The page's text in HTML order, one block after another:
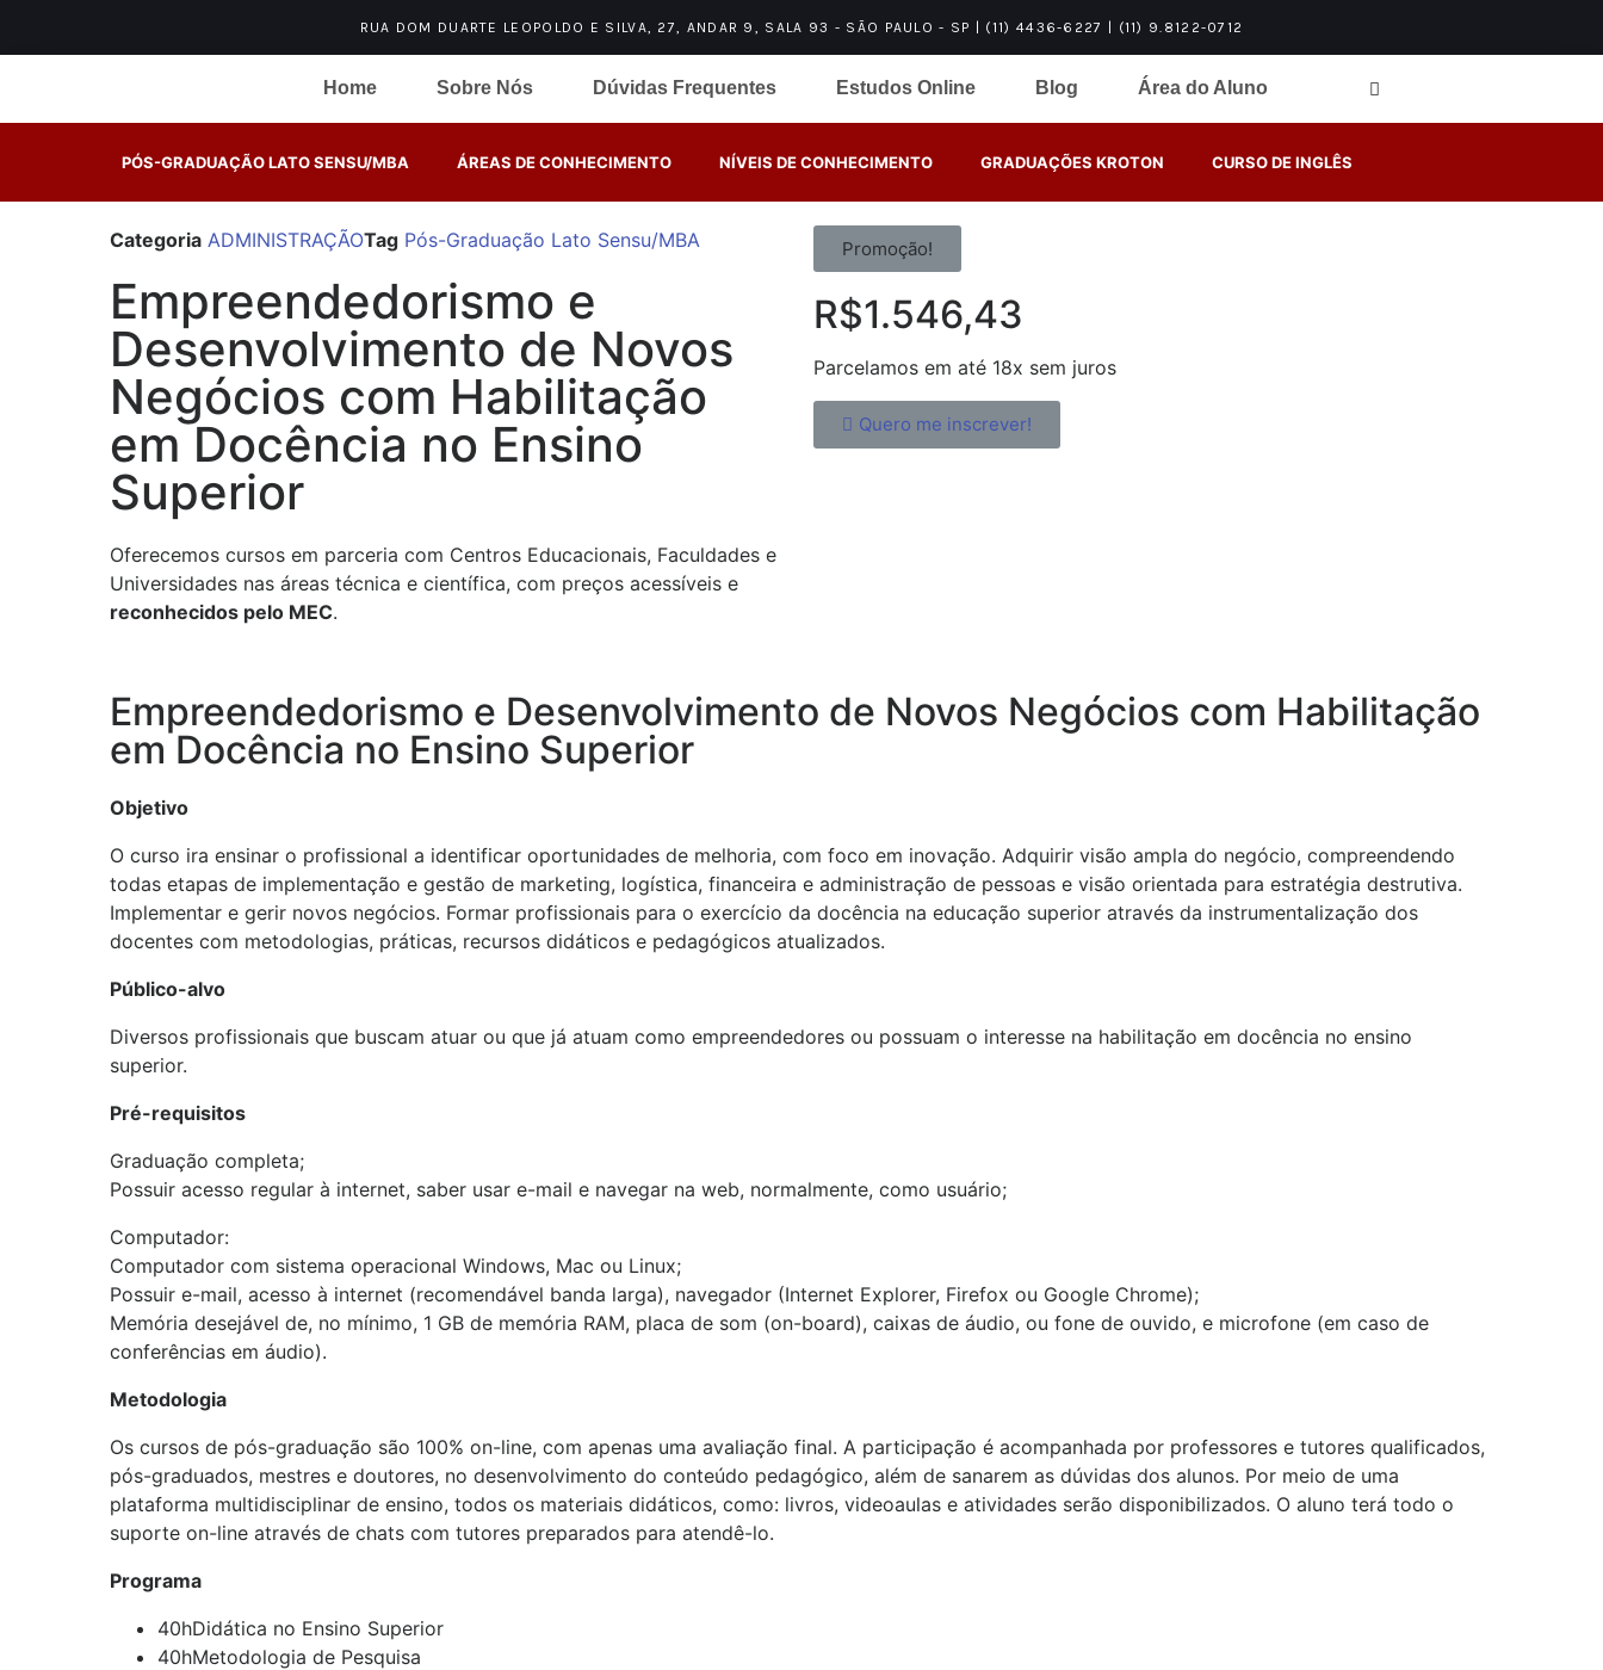
RUA DOM DUARTE LEOPOLDO E SILVA, 27, ANDAR 9, SALA 93 - SÃO PAULO - SP | (11) 4436-6227 | (11) 9.8122-0712
Home Sobre Nós Dúvidas Frequentes Estudos Online Blog Área do Aluno
PÓS-GRADUAÇÃO LATO SENSU/MBA ÁREAS DE CONHECIMENTO NÍVEIS DE CONHECIMENTO GRADUAÇÕES KROTON CURSO DE INGLÊS
Categoria ADMINISTRAÇÃOTag Pós-Graduação Lato Sensu/MBA
Empreendedorismo e
Desenvolvimento de Novos
Negócios com Habilitação
em Docência no Ensino
Superior
Oferecemos cursos em parceria com Centros Educacionais, Faculdades e
Universidades nas áreas técnica e científica, com preços acessíveis e
reconhecidos pelo MEC.
Promoção!
R$1.546,43
Parcelamos em até 18x sem juros
Quero me inscrever!
Empreendedorismo e Desenvolvimento de Novos Negócios com Habilitação
em Docência no Ensino Superior
Objetivo
O curso ira ensinar o profissional a identificar oportunidades de melhoria, com foco em inovação. Adquirir visão ampla do negócio, compreendendo
todas etapas de implementação e gestão de marketing, logística, financeira e administração de pessoas e visão orientada para estratégia destrutiva.
Implementar e gerir novos negócios. Formar profissionais para o exercício da docência na educação superior através da instrumentalização dos
docentes com metodologias, práticas, recursos didáticos e pedagógicos atualizados.
Público-alvo
Diversos profissionais que buscam atuar ou que já atuam como empreendedores ou possuam o interesse na habilitação em docência no ensino
superior.
Pré-requisitos
Graduação completa;
Possuir acesso regular à internet, saber usar e-mail e navegar na web, normalmente, como usuário;
Computador:
Computador com sistema operacional Windows, Mac ou Linux;
Possuir e-mail, acesso à internet (recomendável banda larga), navegador (Internet Explorer, Firefox ou Google Chrome);
Memória desejável de, no mínimo, 1 GB de memória RAM, placa de som (on-board), caixas de áudio, ou fone de ouvido, e microfone (em caso de
conferências em áudio).
Metodologia
Os cursos de pós-graduação são 100% on-line, com apenas uma avaliação final. A participação é acompanhada por professores e tutores qualificados,
pós-graduados, mestres e doutores, no desenvolvimento do conteúdo pedagógico, além de sanarem as dúvidas dos alunos. Por meio de uma
plataforma multidisciplinar de ensino, todos os materiais didáticos, como: livros, videoaulas e atividades serão disponibilizados. O aluno terá todo o
suporte on-line através de chats com tutores preparados para atendê-lo.
Programa
40hDidática no Ensino Superior
40hMetodologia de Pesquisa